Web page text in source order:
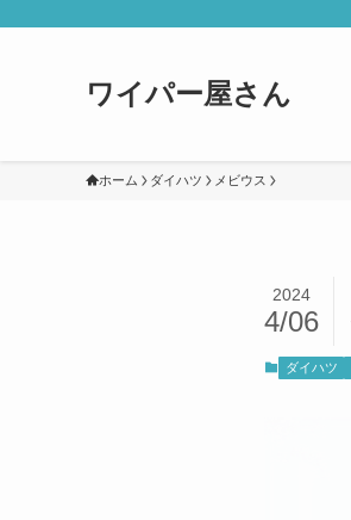
ワイパー屋さん
ホーム ダイハツ メビウス
2024
4/06
ダイハツ